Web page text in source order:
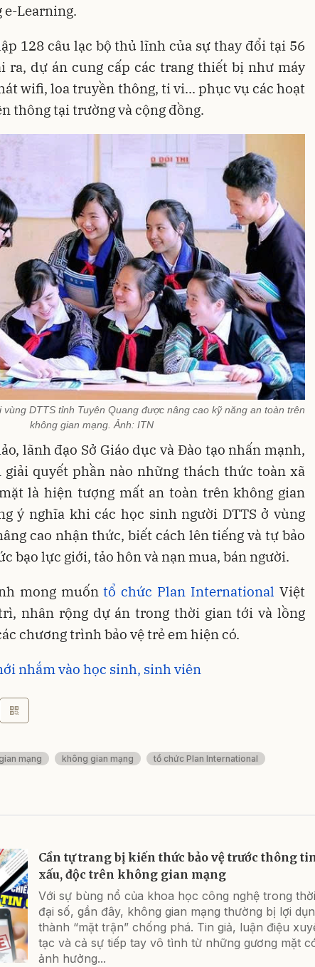
e-Learning.
128 câu lạc bộ thủ lĩnh của sự thay đổi tại 56
ra, dự án cung cấp các trang thiết bị như máy
wifi, loa truyền thông, ti vi... phục vụ các hoạt
thông tại trường và cộng đồng.
DTTS tỉnh Tuyên Quang được nâng cao kỹ năng an toàn trên
không gian mạng. Ảnh: ITN
lãnh đạo Sở Giáo dục và Đào tạo nhấn mạnh,
giải quyết phần nào những thách thức toàn xã
là hiện tượng mất an toàn trên không gian
ý nghĩa khi các học sinh người DTTS ở vùng
cao nhận thức, biết cách lên tiếng và tự bảo
bạo lực giới, tảo hôn và nạn mua, bán người.
mong muốntổ chức Plan International Việt
nhân rộng dự án trong thời gian tới và lồng
chương trình bảo vệ trẻ em hiện có.
nhắm vào học sinh, sinh viên
mạng không gian mạng
tổ chức Plan International
Cần tự trang bị kiến thức bảo vệ trước thông
xấu, độc trên không gian mạng
Với sự bùng nổ của khoa học công nghệ trong thời
đại số, gần đây, không gian mạng thường bị lợi
thành “mặt trận” chống phá. Tin giả, luận điệu
tạc và cả sự tiếp tay vô tình từ những gương mặt
ảnh hưởng...